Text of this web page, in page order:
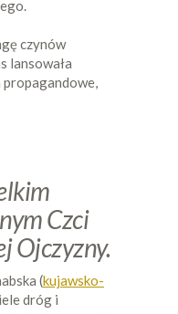
czynów
lansowała
propagandowe,
Czci
Ojczyzny.
(kujawsko-
dróg i